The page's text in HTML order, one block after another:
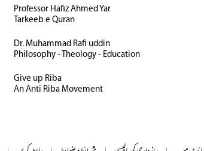
Professor Hafiz Ahmed Yar
Tarkeeb e Quran
Dr. Muhammad Rafi uddin
Philosophy - Theology - Education
Give up Riba
An Anti Riba Movement